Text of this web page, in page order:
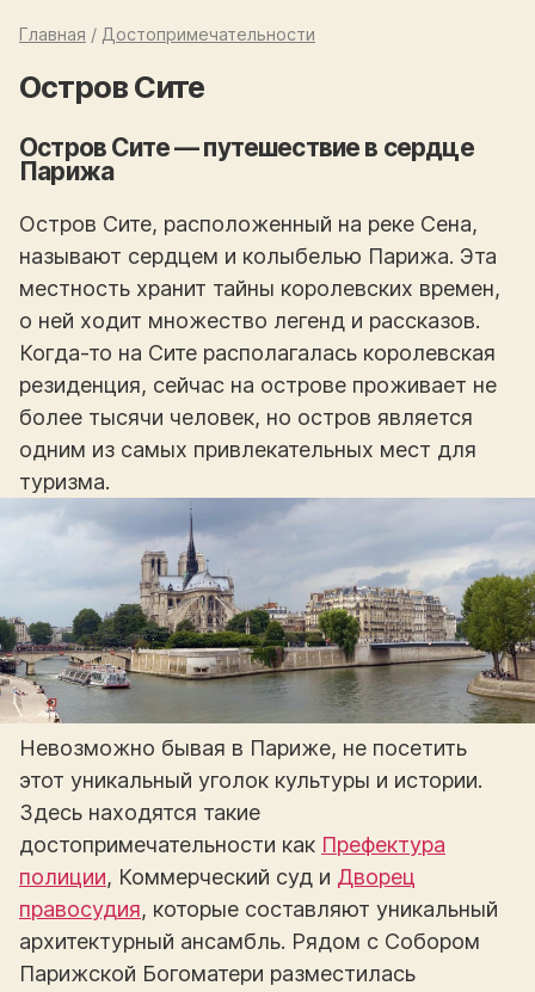
Главная / Достопримечательности
Остров Сите
Остров Сите — путешествие в сердце
Парижа
Остров Сите, расположенный на реке Сена,
называют сердцем и колыбелью Парижа. Эта
местность хранит тайны королевских времен,
о ней ходит множество легенд и рассказов.
Когда-то на Сите располагалась королевская
резиденция, сейчас на острове проживает не
более тысячи человек, но остров является
одним из самых привлекательных мест для
туризма.
Невозможно бывая в Париже, не посетить
этот уникальный уголок культуры и истории.
Здесь находятся такие
достопримечательности как Префектура
полиции, Коммерческий суд и Дворец
правосудия, которые составляют уникальный
архитектурный ансамбль. Рядом с Собором
Парижской Богоматери разместилась